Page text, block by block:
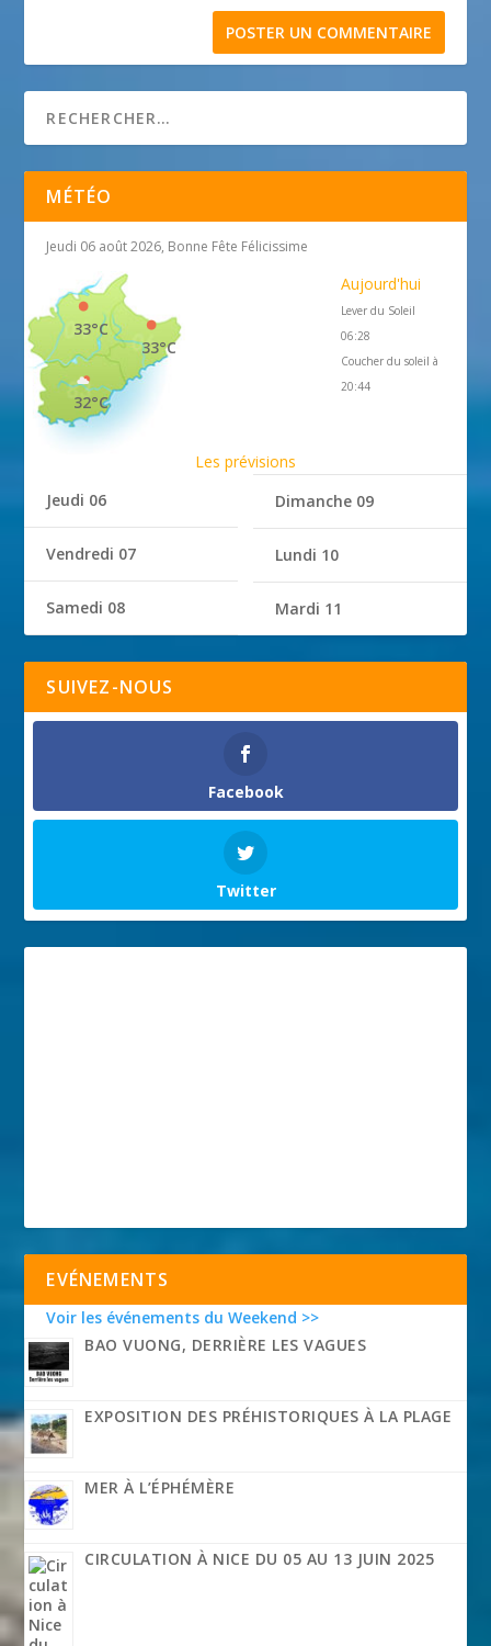
MÉTÉO
Jeudi 06 août 2026, Bonne Fête Félicissime
33°C
33°C
32°C
Aujourd'hui
Lever du Soleil
06:28
Coucher du soleil à
20:44
Les prévisions
Jeudi 06
Vendredi 07
Samedi 08
Dimanche 09
Lundi 10
Mardi 11
SUIVEZ-NOUS
Facebook
Twitter
EVÉNEMENTS
Voir les événements du Weekend >>
BAO VUONG, DERRIÈRE LES VAGUES
EXPOSITION DES PRÉHISTORIQUES À LA PLAGE
MER À L’ÉPHÉMÈRE
CIRCULATION À NICE DU 05 AU 13 JUIN 2025